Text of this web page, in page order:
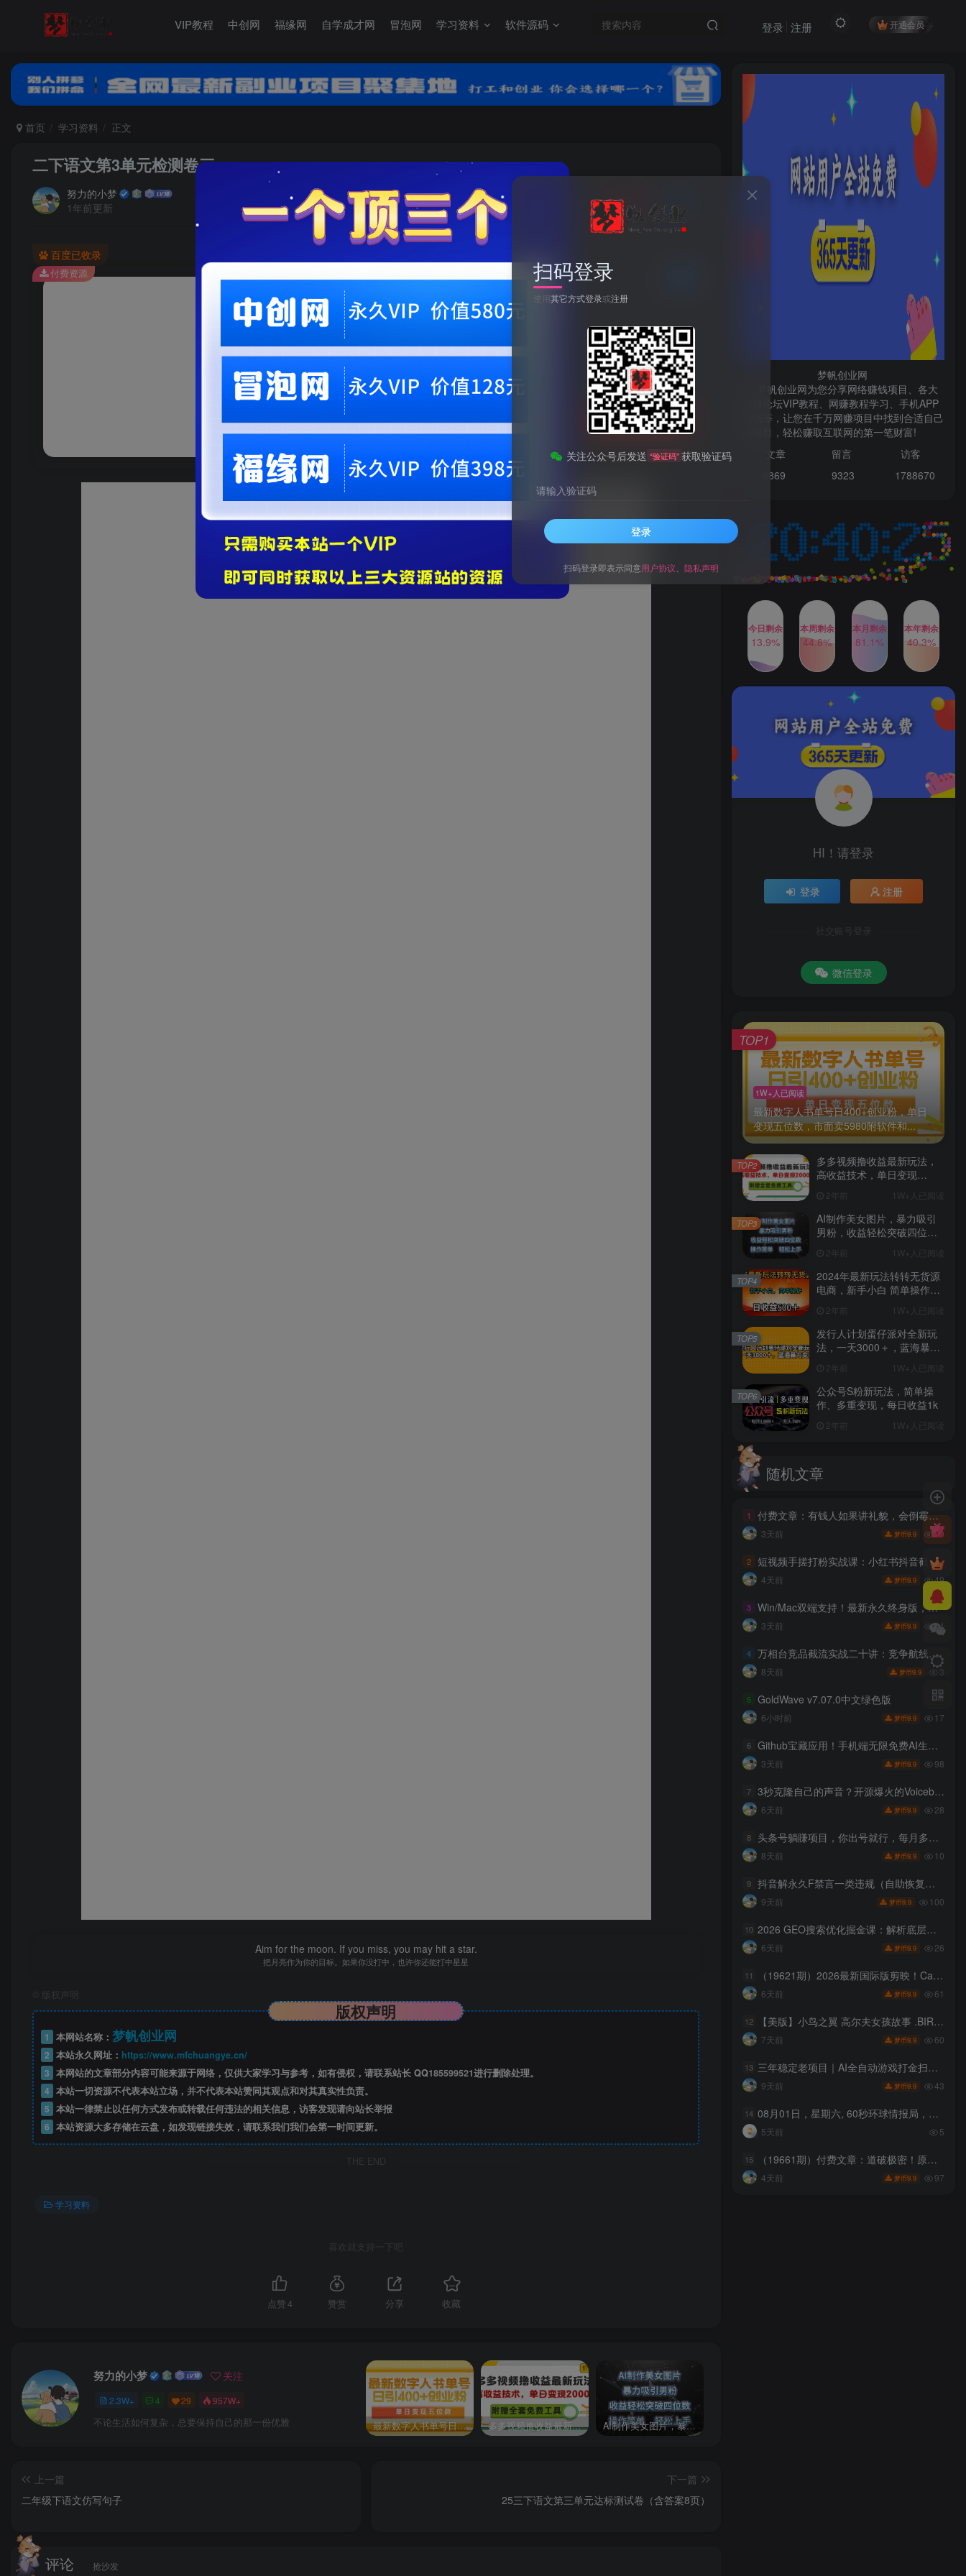
VIP教程 中创网 福缘网 自学成才网 冒泡网 学习资料 软件源码 开通会员
登录 注册
首页 学习资料 正文
二下语文第3单元检测卷三
努力的小梦
1年前更新
关注
0 18 4
百度已收录
二下语文第3单元检测卷三
此内容为付费资源，请付费后查看
梦币9.9
梦币1
钻石会员 免费
立即购买
您当前未登录！建议登陆后购买，可保存购买订单。微信支付联系微信：chen185599521
付费资源
——预览已结束，还剩
开通会员后可免费下载高清完整文档
Aim for the moon. If you miss, you may hit a star.
把月亮作为你的目标。如果你没打中，也许你还能打中星星
版权声明
版权声明
1 本网站名称： 梦帆创业网
2 本站永久网址： https://www.mfchuangye.cn/
3 本网站的文章部分内容可能来源于网络，仅供大家学习与参考，如有侵权，请联系站长 QQ185599521进行删除处理。
4 本站一切资源不代表本站立场，并不代表本站赞同其观点和对其真实性负责。
5 本站一律禁止以任何方式发布或转载任何违法的相关信息，访客发现请向站长举报
6 本站资源大多存储在云盘，如发现链接失效，请联系我们我们会第一时间更新。
THE END
学习资料
喜欢就支持一下吧
点赞4 赞赏 分享 收藏
努力的小梦 关注
2.3W+ 4 29 957W+
不论生活如何复杂，总要保持自己的那一份优雅 最新数字人书单号日400+创业粉，单日变现五位数，市面卖5980附软件和详… 多多视频撸收益最新玩法，高收益技术，单日变现2000+，附赠全套技术资料 AI制作美女图片，暴力吸引男粉，收益轻松突破四位数，操作简单 上手难度低
上一篇
二年级下语文仿写句子
下一篇
25三下语文第三单元达标测试卷（含答案8页）
评论 抢沙发
HI！请登录
登录
1W+人已阅读
多多视频撸收益最新玩法，
高收益技术，单日变现
2000+，附赠全套技术资料
2年前 1W+人已阅读
AI制作美女图片，暴力吸引
男粉，收益轻松突破四位
数，操作简单 上手难度低
2年前 1W+人已阅读
TOP3
2024年最新玩法转转无货源
电商，新手小白 简单操作，
长期稳定 日收入500＋
2年前 1W+人已阅读
TOP4
发行人计划蛋仔派对全新玩
法，一天3000＋，蓝海暴力
变现2年前
公众号S粉新玩法，简单操
作、多重变现，每日收益1k
2年前
TOP6
梦帆创业网
梦帆创业网为您分享网络赚钱项目、各大
网赚论坛VIP教程、网赚教程学习、手机APP
赚钱等，让您在千万网赚项目中找到合适自己
的项目，轻松赚取互联网的第一笔财富!
文章 留言 访客
6869 9323 1788670
今日剩余
13.9%
本周剩余
44.8%
本月剩余
81.1%
本年剩余
40.3%
HI！请登录
登录 注册
社交账号登录
微信登录
1W+人已阅读
最新数字人书单号日400+创业粉，单日
变现五位数，市面卖5980附软件和...
TOP1
多多视频撸收益最新玩法，
高收益技术，单日变现
2年前 1W+人已阅读
TOP2
AI制作美女图片，暴力吸引
男粉，收益轻松突破四位
2年前 1W+人已阅读
TOP3
2024年最新玩法转转无货源
电商，新手小白 简单操作，
2年前 1W+人已阅读
TOP4
发行人计划蛋仔派对全新玩
法，一天3000＋，蓝海暴力
2年前 1W+人已阅读
TOP5
公众号S粉新玩法，简单操
作、多重变现，每日收益1k
2年前 1W+人已阅读
TOP6
随机文章
1 付费文章：有钱人如果讲礼貌，会倒霉，会破产
3天前 梦币9.9 70
2 短视频手搓打粉实战课：小红书抖音截流玩法，零基础精准引流变现
4天前 梦币9.9 49
3 Win/Mac双端支持！最新永久终身版，支持老照片修复，图片变清晰无损放大工具，Aiarty Image Enhancer
3天前 梦币9.9 64
4 万相台竞品截流实战二十讲：竞争航线搭建投放计划，抢占同行流量稳固店铺免费访客
8天前 梦币9.9 3
5 GoldWave v7.07.0中文绿色版
6小时前 梦币9.9 17
6 Github宝藏应用！手机端无限免费AI生图，纯本地离线运行，支持NPU加速斩获3.1k stars，local-dream
3天前 梦币9.9 98
7 3秒克隆自己的声音？开源爆火的Voicebox声音开源工具，实测体验超好，零部署小白也能直接用
6天前 梦币9.9 28
8 头条号躺賺项目，你出号就行，每月多賺1000+，每天5分钟，坐等分米【揭秘】
8天前 梦币9.9 10
9 抖音解永久F禁言一类违规（自助恢复），不保证百分百，有需要自测
9天前 梦币9.9 100
10 2026 GEO搜索优化掘金课：解析底层流量逻辑，拆解企业落地模式与六步增长打法
6天前 梦币9.9 26
11 （19621期）2026最新国际版剪映！CapCut 众多付费功能免费用，一键字幕识别 / 滤镜素材 / AI智能功能自由了 CapCut
6天前 梦币9.9 61
12 【美版】小鸟之翼 高尔夫女孩故事 .BIRDIE WING -Golf Girls’ Story- 中文
7天前 梦币9.9 60
13 三年稳定老项目｜AI全自动游戏打金扫货和量化，无需人工值守，规模化矩阵运营，稳定收益1k+【揭秘】
9天前 梦币9.9 43
14 08月01日，星期六, 60秒环球情报局，天天带你吃瓜看世界！
5天前 5
15 （19661期）付费文章：道破极密！原来这个时代，打开你自己的财富和前途，有如此清晰简单的思路？
4天前 梦币9.9 97
扫码登录
使用其它方式登录或注册
关注公众号后发送 “验证码” 获取验证码
请输入验证码
登录
扫码登录即表示同意用户协议 隐私声明